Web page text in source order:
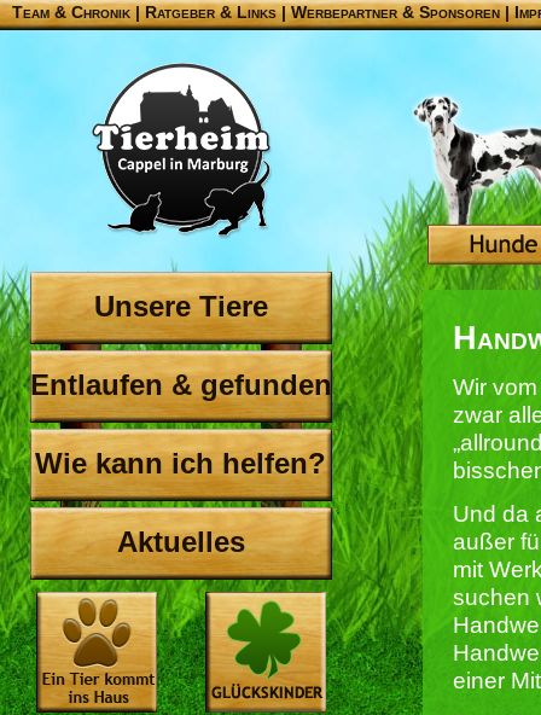
Team & Chronik |Ratgeber & Links|Werbepartner & Sponsoren|
Unsere Tiere
Entlaufen & gefunden
Wie kann ich helfen?
Aktuelles
Wir
zwar
Und da
außer
mit
suchen
einer